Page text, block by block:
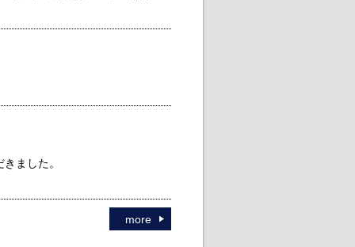
ました。
more